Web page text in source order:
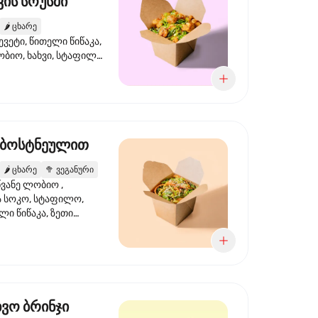
🌶️ ცხარე
წითელი წიწაკა,
ხახვი, სტაფილო,
ნიორი
🌶️ ცხარე 🥦 ვეგანური
ლობიო ,
სოკო, სტაფილო,
წიწაკა, ზეთი
ბრინჯი